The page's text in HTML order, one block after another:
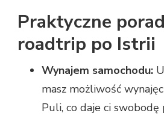
Praktyczne
roadtrip po Istrii
Wynajem samochodu:
masz możliwość
Puli, co daje ci swobodę